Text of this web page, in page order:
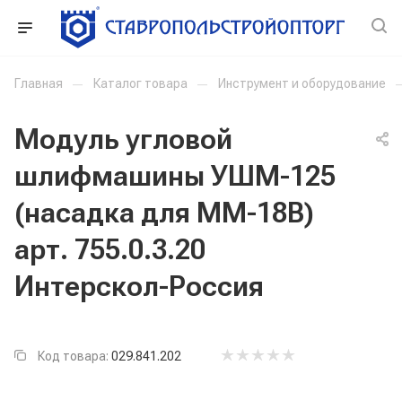
Главная — Каталог товара — Инструмент и оборудование
Модуль угловой
шлифмашины УШМ-125
(насадка для ММ-18В)
арт. 755.0.3.20
Интерскол-Россия
Код товара: 029.841.202